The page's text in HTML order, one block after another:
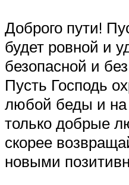
Доброго пути!
будет ровной и
безопасной и
Пусть Господь
любой беды и на
только добрые
скорее
новыми